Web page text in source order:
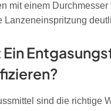
mit einem Durchmesser
Lanzeneinspritzung
Ein
sind die richtige